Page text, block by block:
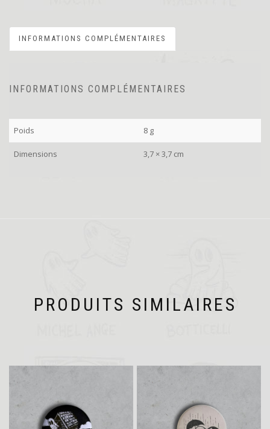
INFORMATIONS COMPLÉMENTAIRES
INFORMATIONS COMPLÉMENTAIRES
Poids 8 g
Dimensions 3,7 × 3,7 cm
PRODUITS SIMILAIRES